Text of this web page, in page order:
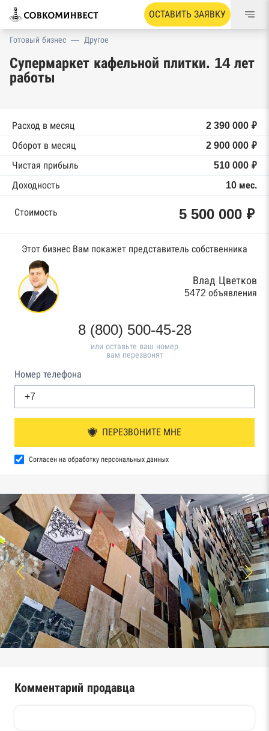
ОСТАВИТЬ ЗАЯВКУ
Готовый бизнес — Другое
Супермаркет кафельной плитки. 14 лет
работы
Расход в месяц
2 390 000 ₽
Оборот в месяц
2 900 000 ₽
Чистая прибыль
510 000 ₽
Доходность
10 мес.
Стоимость 5 500 000 ₽
Этот бизнес Вам покажет представитель собственника
Влад Цветков
5472 объявления
8 (800) 500-45-28
или оставьте ваш номер
вам перезвонят
Номер телефона
ПЕРЕЗВОНИТЕ МНЕ
Согласен на обработку персональных данных
Комментарий продавца